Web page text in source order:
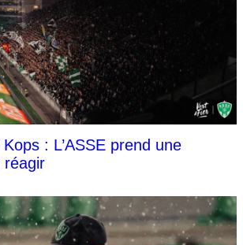
: L’ASSE prend une
réagir